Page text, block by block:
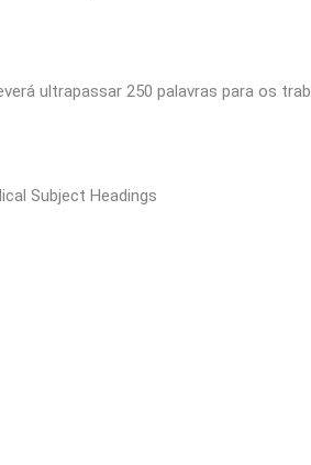
ultrapassar 250 palavras para os
Subject Headings